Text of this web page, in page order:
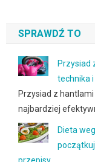
SPRAWDŹ TO
Przysiad
technika i
Przysiad z
najbardziej
Dieta